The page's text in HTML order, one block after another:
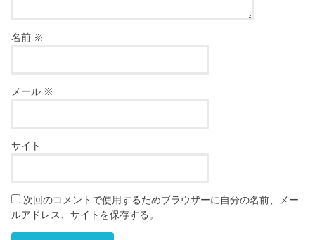
名前 ※
メール ※
サイト
次回のコメントで使用するためブラウザーに自分の名前、メー
ルアドレス、サイトを保存する。